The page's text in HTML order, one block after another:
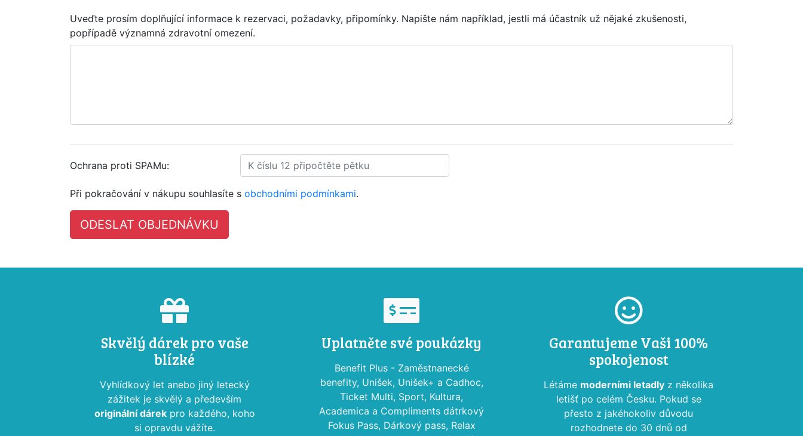
Uveďte prosím doplňující informace k rezervaci, požadavky, připomínky. Napište nám například, jestli má účastník už nějaké zkušenosti,
popřípadě významná zdravotní omezení.
Ochrana proti SPAMu:
Při pokračování v nákupu souhlasíte s obchodními podmínkami.
Skvělý dárek pro vaše
blízké
Vyhlídkový let anebo jiný letecký
zážitek je skvělý a především
originální dárekpro každého, koho
si opravdu vážíte.
Uplatněte své poukázky
Benefit Plus - Zaměstnanecké
benefity, Unišek, Unišek+ a Cadhoc,
Ticket Multi, Sport, Kultura,
Academica a Compliments dátrkový
Fokus Pass, Dárkový pass, Relax
Garantujeme Vaši 100%
spokojenost
Létáme moderními letadly z několika
letišť po celém Česku. Pokud se
přesto z jakéhokoliv důvodu
rozhodnete do 30 dnů od